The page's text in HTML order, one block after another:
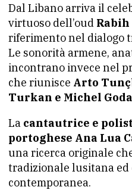
Dal Libano arriva il
virtuoso dell’oud
riferimento nel dialogo
Le sonorità armene,
incontrano invece nel
che riunisce Arto
Turkan e Michel
La cantautrice e
portoghese Ana Lua
una ricerca originale
tradizionale lusitana
contemporanea.